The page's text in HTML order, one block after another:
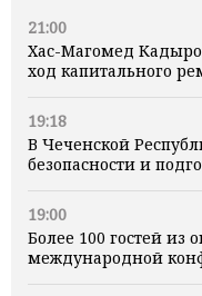
21:00
Хас-Магомед
ход капитального
19:18
В Чеченской
безопасности и
19:00
Более 100 гостей из
международной